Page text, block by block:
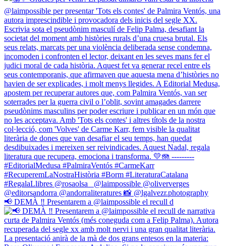
📢 DEMÀ ‼️ Presentarem a @laimpossible el recull d